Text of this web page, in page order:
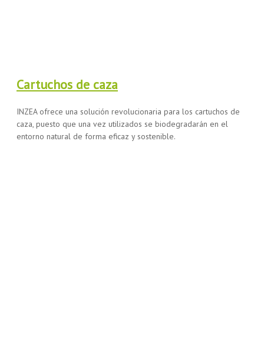
Cartuchos de caza
INZEA ofrece una solución revolucionaria para los cartuchos de
caza, puesto que una vez utilizados se biodegradarán en el
entorno natural de forma eficaz y sostenible.